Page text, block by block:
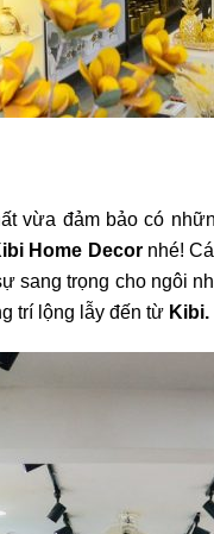
vừa đảm bảo có
Home Decornhé!
sang trọng cho ngôi
trí lộng lẫy đến từ Kibi.